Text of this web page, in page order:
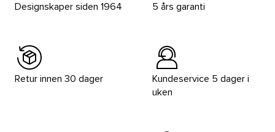
Designskaper siden 1964 5 års garanti
Retur innen 30 dager
Kundeservice 5 dager i
uken